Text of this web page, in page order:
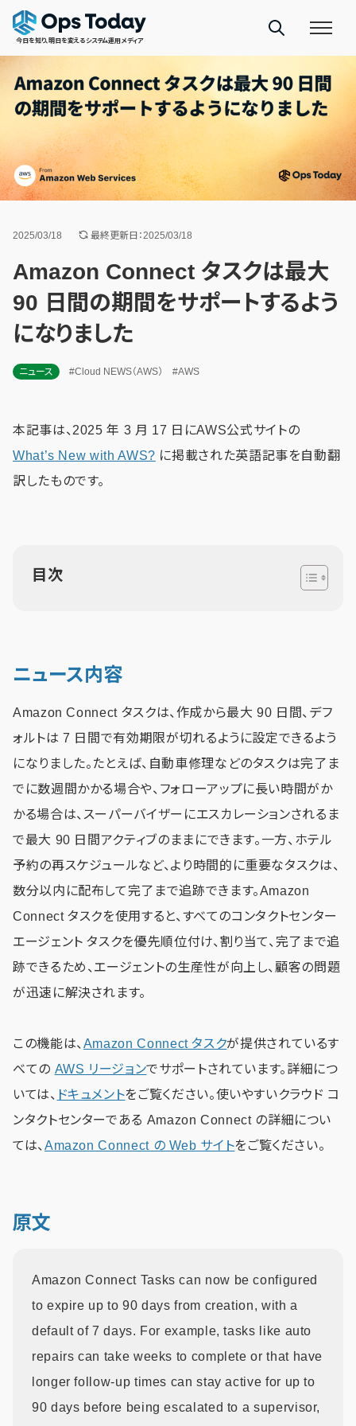
今日を知り、明日を変えるシステム運用メディア
2025/03/18 最終更新日：2025/03/18
Amazon Connect タスクは最大
90 日間の期間をサポートするよう
になりました
ニュース #Cloud NEWS（AWS） #AWS
本記事は、2025 年 3 月 17 日にAWS公式サイトの
What’s New with AWS? に掲載された英語記事を自動翻
訳したものです。
目次
ニュース内容
Amazon Connect タスクは、作成から最大 90 日間、デフ
ォルトは 7 日間で有効期限が切れるように設定できるよう
になりました。たとえば、自動車修理などのタスクは完了ま
でに数週間かかる場合や、フォローアップに長い時間がか
かる場合は、スーパーバイザーにエスカレーションされるま
で最大 90 日間アクティブのままにできます。一方、ホテル
予約の再スケジュールなど、より時間的に重要なタスクは、
数分以内に配布して完了まで追跡できます。Amazon
Connect タスクを使用すると、すべてのコンタクトセンター
エージェント タスクを優先順位付け、割り当て、完了まで追
跡できるため、エージェントの生産性が向上し、顧客の問題
が迅速に解決されます。
この機能は、 Amazon Connect タスクが提供されているす
べての AWS リージョンでサポートされています。詳細につ
いては、 ドキュメントをご覧ください。使いやすいクラウド コ
ンタクトセンターである Amazon Connect の詳細につい
ては、 Amazon Connect の Web サイトをご覧ください。
原文
Amazon Connect Tasks can now be configured
to expire up to 90 days from creation, with a
default of 7 days. For example, tasks like auto
repairs can take weeks to complete or that have
longer follow-up times can stay active for up to
90 days before being escalated to a supervisor,